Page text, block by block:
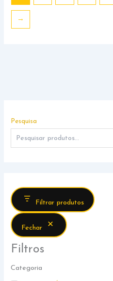
Pesquisa
Filtrar produtos
Fechar
Filtros
Categoria
→